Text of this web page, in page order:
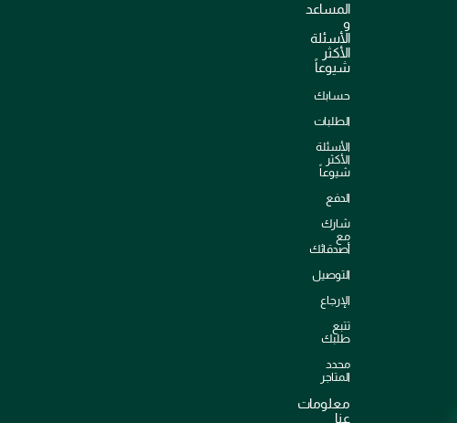
المساعد
و
الأسئلة
الأكثر
شيوعاً
حسابك
الطلبات
الأسئلة
الأكثر
شيوعاً
الدفع
شارك
مع
أصدقائك
التوصيل
الإرجاع
تتبع
طلبك
محدد
المتاجر
معلومات
عنا